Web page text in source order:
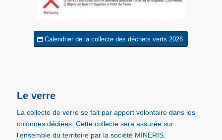
Calendrier de la collecte des déchets verts 2026
Le verre
La collecte de verre se fait par apport volontaire dans les
colonnes dédiées. Cette collecte sera assurée sur
l’ensemble du territoire par la société MINERIS.